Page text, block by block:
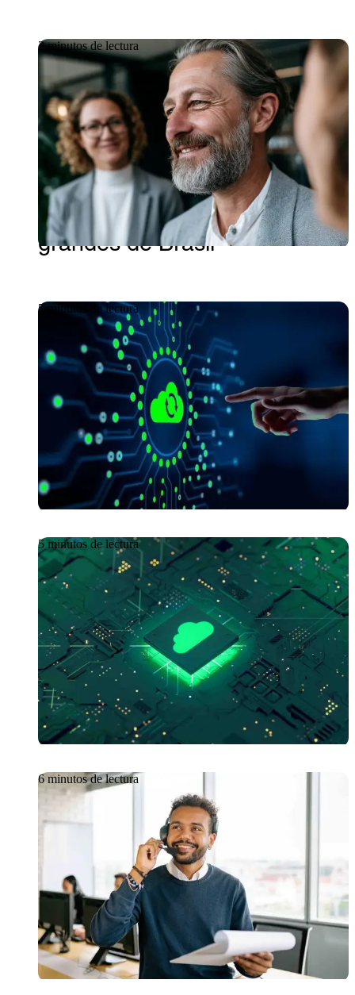
2 minutos de lectura
Caso práctico
Cómo Getronics se convirtió
en el proveedor de TI número
uno de uno de los bancos más
grandes de Brasil
5 minutos de lectura
Artículo 09/06/2026
Getronics No-Code Cloud
(NCC): agilidad y resiliencia
combinadas
5 minutos de lectura
Artículo 09/06/2026
GetManage: Aprovechar
CloudOps para mantener tu
ROI de forma continua
6 minutos de lectura
Artículo08/06/2026
Pruebas funcionales del
sistema de respuesta de voz
interactiva